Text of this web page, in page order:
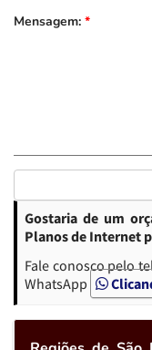
Mensagem: *
Gostaria de um
Planos de Internet
Fale conosco pelo
WhatsApp